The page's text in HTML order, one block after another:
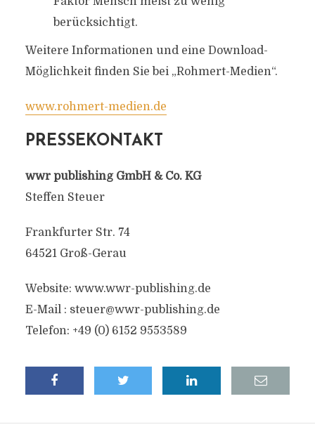
berücksichtigt.
Weitere Informationen und eine Download-
Möglichkeit finden Sie bei „Rohmert-Medien“.
www.rohmert-medien.de
PRESSEKONTAKT
wwr publishing GmbH & Co. KG
Steffen Steuer
Frankfurter Str. 74
64521 Groß-Gerau
Website: www.wwr-publishing.de
E-Mail : steuer@wwr-publishing.de
Telefon: +49 (0) 6152 9553589